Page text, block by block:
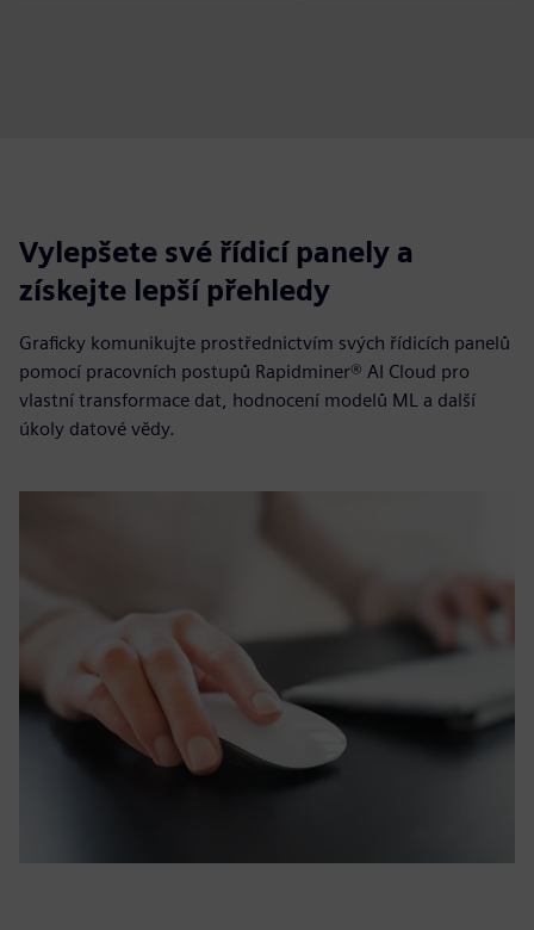
Vylepšete své řídicí panely a
získejte lepší přehledy
Graficky komunikujte prostřednictvím svých řídicích panelů
pomocí pracovních postupů Rapidminer® AI Cloud pro
vlastní transformace dat, hodnocení modelů ML a další
úkoly datové vědy.